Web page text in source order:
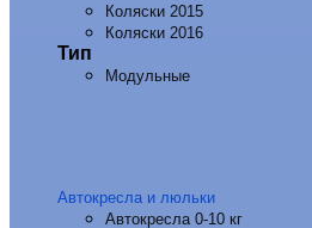
Коляски 2015
Коляски 2016
Тип
Модульные
Автокресла и люльки
Автокресла 0-10 кг